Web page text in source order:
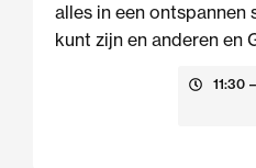
alles in een ontspannen
kunt zijn en anderen en
11:30